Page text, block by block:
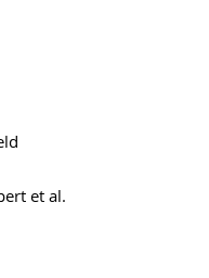
et al.